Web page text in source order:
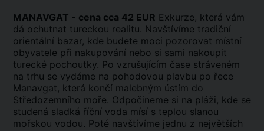
MANAVGAT - cena cca 42 EUR Exkurze, která vám
dá ochutnat tureckou realitu. Navštívíme tradiční
orientální bazar, kde budete moci pozorovat místní
obyvatele při nakupování nebo si sami nakoupit
turecké pochoutky. Po vzrušujícím čase stráveném
na trhu se vydáme na pohodovou plavbu po řece
Manavgat, která končí malebným ústím do
Středozemního moře. Odpočineme si na pláži, kde se
studená sladká říční voda mísí s teplou slanou
mořskou vodou. Poté navštívíme jednu z největších